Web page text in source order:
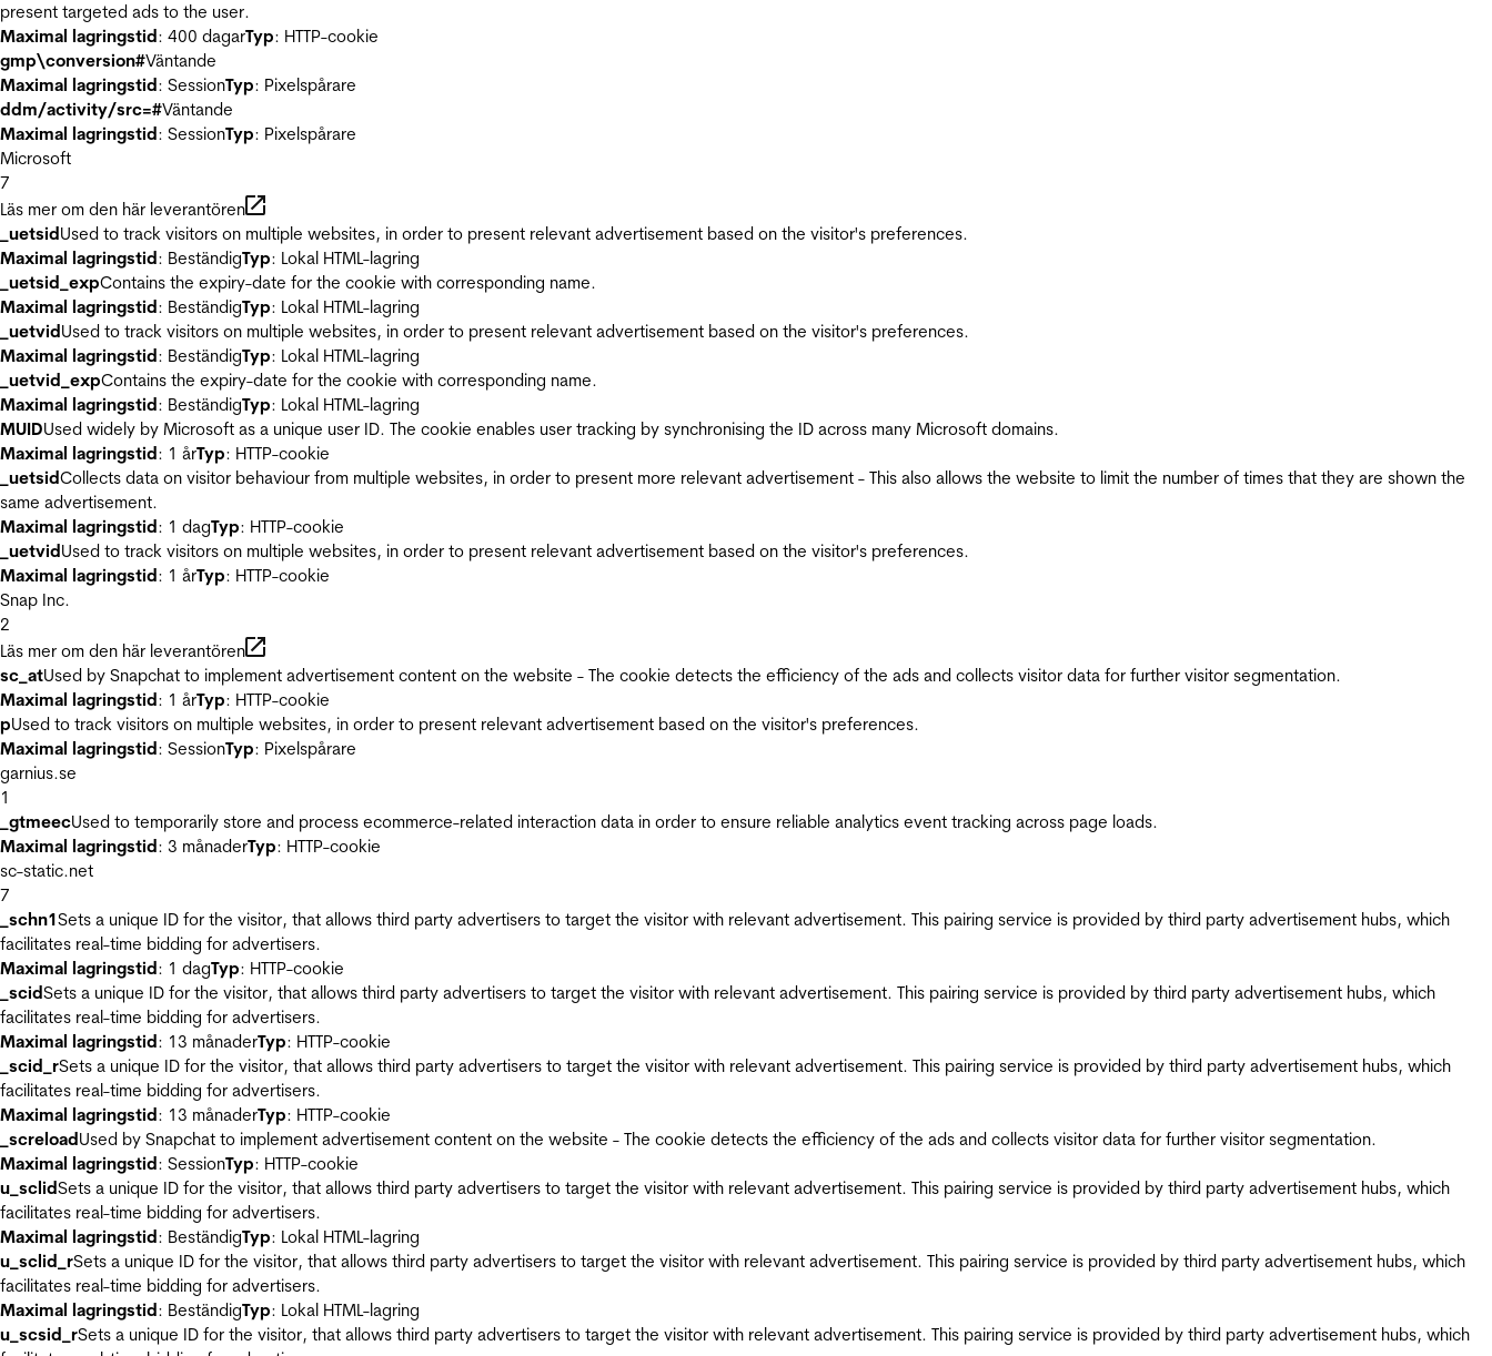
present targeted ads to the user.
Maximal lagringstid: 400 dagarTyp: HTTP-cookie
gmp\conversion#Väntande
Maximal lagringstid: SessionTyp: Pixelspårare
ddm/activity/src=#Väntande
Maximal lagringstid: SessionTyp: Pixelspårare
Microsoft
7
Läs mer om den här leverantören
_uetsidUsed to track visitors on multiple websites, in order to present relevant advertisement based on the visitor's preferences.
Maximal lagringstid: BeständigTyp: Lokal HTML-lagring
_uetsid_expContains the expiry-date for the cookie with corresponding name.
Maximal lagringstid: BeständigTyp: Lokal HTML-lagring
_uetvidUsed to track visitors on multiple websites, in order to present relevant advertisement based on the visitor's preferences.
Maximal lagringstid: BeständigTyp: Lokal HTML-lagring
_uetvid_expContains the expiry-date for the cookie with corresponding name.
Maximal lagringstid: BeständigTyp: Lokal HTML-lagring
MUIDUsed widely by Microsoft as a unique user ID. The cookie enables user tracking by synchronising the ID across many Microsoft domains.
Maximal lagringstid: 1 årTyp: HTTP-cookie
_uetsidCollects data on visitor behaviour from multiple websites, in order to present more relevant advertisement - This also allows the website to limit the number of times that they are shown the
same advertisement.
Maximal lagringstid: 1 dagTyp: HTTP-cookie
_uetvidUsed to track visitors on multiple websites, in order to present relevant advertisement based on the visitor's preferences.
Maximal lagringstid: 1 årTyp: HTTP-cookie
Snap Inc.
2
Läs mer om den här leverantören
sc_atUsed by Snapchat to implement advertisement content on the website - The cookie detects the efficiency of the ads and collects visitor data for further visitor segmentation.
Maximal lagringstid: 1 årTyp: HTTP-cookie
pUsed to track visitors on multiple websites, in order to present relevant advertisement based on the visitor's preferences.
Maximal lagringstid: SessionTyp: Pixelspårare
garnius.se
1
_gtmeecUsed to temporarily store and process ecommerce-related interaction data in order to ensure reliable analytics event tracking across page loads.
Maximal lagringstid: 3 månaderTyp: HTTP-cookie
sc-static.net
7
_schn1Sets a unique ID for the visitor, that allows third party advertisers to target the visitor with relevant advertisement. This pairing service is provided by third party advertisement hubs, which
facilitates real-time bidding for advertisers.
Maximal lagringstid: 1 dagTyp: HTTP-cookie
_scidSets a unique ID for the visitor, that allows third party advertisers to target the visitor with relevant advertisement. This pairing service is provided by third party advertisement hubs, which
facilitates real-time bidding for advertisers.
Maximal lagringstid: 13 månaderTyp: HTTP-cookie
_scid_rSets a unique ID for the visitor, that allows third party advertisers to target the visitor with relevant advertisement. This pairing service is provided by third party advertisement hubs, which
facilitates real-time bidding for advertisers.
Maximal lagringstid: 13 månaderTyp: HTTP-cookie
_screloadUsed by Snapchat to implement advertisement content on the website - The cookie detects the efficiency of the ads and collects visitor data for further visitor segmentation.
Maximal lagringstid: SessionTyp: HTTP-cookie
u_sclidSets a unique ID for the visitor, that allows third party advertisers to target the visitor with relevant advertisement. This pairing service is provided by third party advertisement hubs, which
facilitates real-time bidding for advertisers.
Maximal lagringstid: BeständigTyp: Lokal HTML-lagring
u_sclid_rSets a unique ID for the visitor, that allows third party advertisers to target the visitor with relevant advertisement. This pairing service is provided by third party advertisement hubs, which
facilitates real-time bidding for advertisers.
Maximal lagringstid: BeständigTyp: Lokal HTML-lagring
u_scsid_rSets a unique ID for the visitor, that allows third party advertisers to target the visitor with relevant advertisement. This pairing service is provided by third party advertisement hubs, which